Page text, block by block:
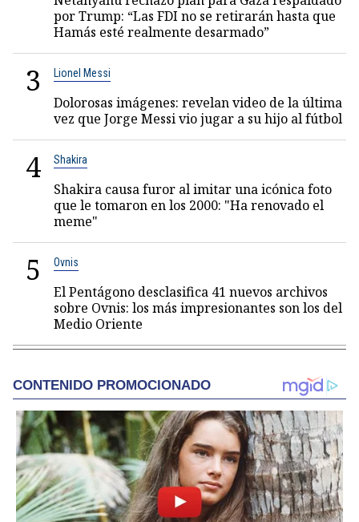
por Trump: “Las FDI no se retirarán hasta que
Hamás esté realmente desarmado”
3 Lionel Messi
Dolorosas imágenes: revelan video de la última
vez que Jorge Messi vio jugar a su hijo al fútbol
4 Shakira
Shakira causa furor al imitar una icónica foto
que le tomaron en los 2000: "Ha renovado el
meme"
5 Ovnis
El Pentágono desclasifica 41 nuevos archivos
sobre Ovnis: los más impresionantes son los del
Medio Oriente